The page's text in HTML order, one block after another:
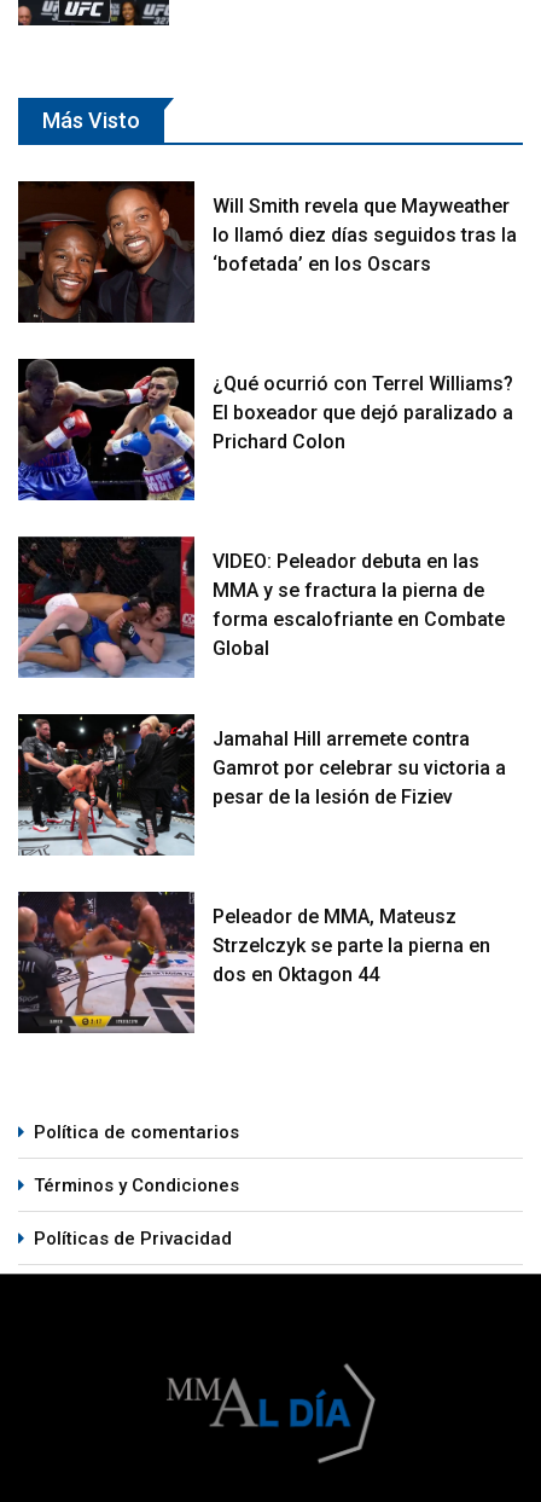
Más Visto
Will Smith revela que Mayweather
lo llamó diez días seguidos tras la
‘bofetada’ en los Oscars
¿Qué ocurrió con Terrel Williams?
El boxeador que dejó paralizado a
Prichard Colon
VIDEO: Peleador debuta en las
MMA y se fractura la pierna de
forma escalofriante en Combate
Global
Jamahal Hill arremete contra
Gamrot por celebrar su victoria a
pesar de la lesión de Fiziev
Peleador de MMA, Mateusz
Strzelczyk se parte la pierna en
dos en Oktagon 44
Política de comentarios
Términos y Condiciones
Políticas de Privacidad